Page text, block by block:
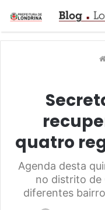
quatro
Agenda desta
no distrito de
diferentes